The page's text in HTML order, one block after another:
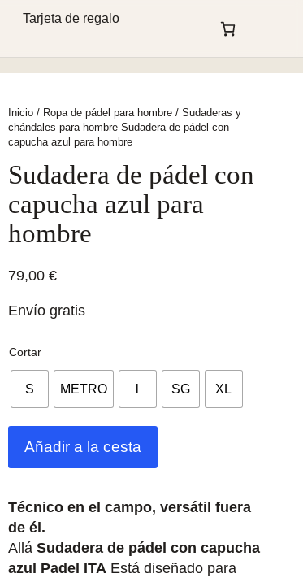
Tarjeta de regalo
Inicio/ Ropa de pádel para hombre/ Sudaderas y
chándales para hombreSudadera de pádel con
capucha azul para hombre
Sudadera de pádel con
capucha azul para
hombre
79,00 €
Envío gratis
Cortar
S METRO SG XL
Añadir a la cesta
Técnico en el campo, versátil fuera
de él.
Allá Sudadera de pádel con capucha
azul Padel ITAEstá diseñado para